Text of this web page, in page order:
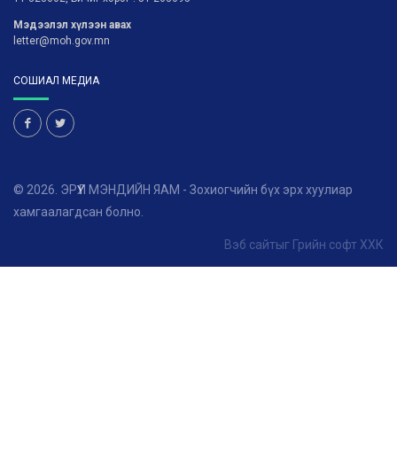
Мэдээлэл хүлээн авах
letter@moh.gov.mn
СОШИАЛ МЕДИА
© 2026. ЭРҮҮЛ МЭНДИЙН ЯАМ - Зохиогчийн бүх эрх хуулиар
хамгаалагдсан болно.
Вэб сайтыг Грийн софт ХХК